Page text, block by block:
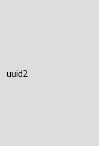
uuid2